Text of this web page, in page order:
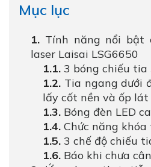
Mục lục
Tính năng nổi bật
laser Laisai LSG6650
3 bóng chiếu tia
Tia ngang dưới
lấy cốt nền và ốp lát
Bóng đèn LED
Chức năng khóa
3 chế độ chiếu
Báo khi chưa